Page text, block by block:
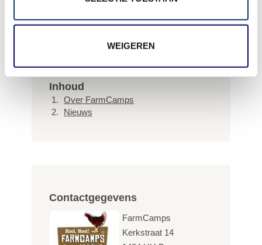
WEIGEREN
Inhoud
Over FarmCamps
Nieuws
Contactgegevens
FarmCamps
Kerkstraat 14